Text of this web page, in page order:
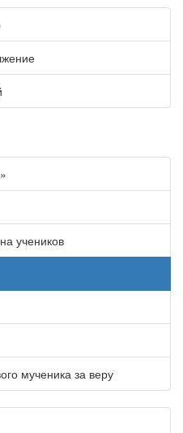
учеников
мученика за веру